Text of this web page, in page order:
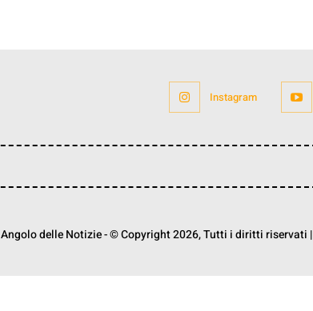
Instagram
Angolo delle Notizie - © Copyright 2026, Tutti i diritti riservati |